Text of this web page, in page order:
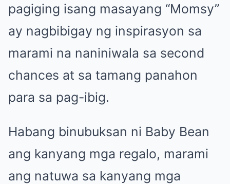
pagiging isang masayang “Momsy”
ay nagbibigay ng inspirasyon sa
marami na naniniwala sa second
chances at sa tamang panahon
para sa pag-ibig.
Habang binubuksan ni Baby Bean
ang kanyang mga regalo, marami
ang natuwa sa kanyang mga